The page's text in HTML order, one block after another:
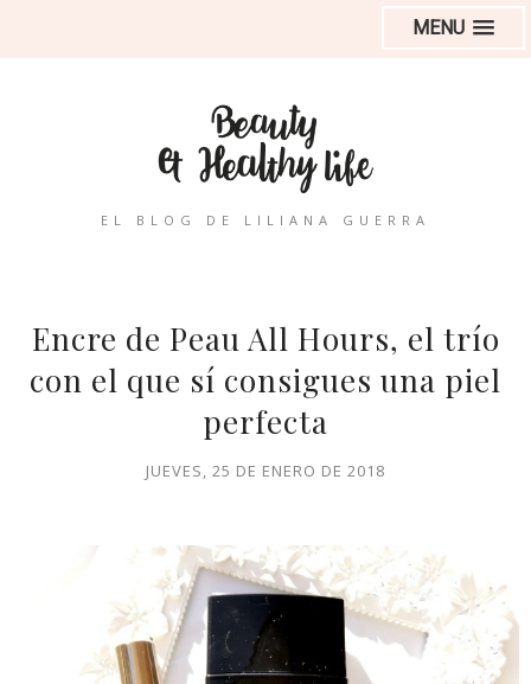
MENU
EL BLOG DE LILIANA GUERRA
Encre de Peau All Hours, el trío
con el que sí consigues una piel
perfecta
JUEVES, 25 DE ENERO DE 2018